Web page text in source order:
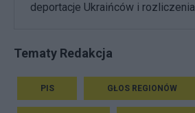
deportacje Ukraińców i rozliczenia
Tematy Redakcja
PIS GŁOS REGIONÓW